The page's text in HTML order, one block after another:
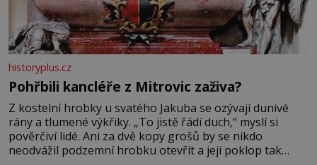
historyplus.cz
Pohřbili kancléře z Mitrovic zaživa?
Z kostelní hrobky u svatého Jakuba se ozývají dunivé
rány a tlumené výkřiky. „To jistě řádí duch,“ myslí si
pověrčiví lidé. Ani za dvě kopy grošů by se nikdo
neodvážil podzemní hrobku otevřít a její poklop tak